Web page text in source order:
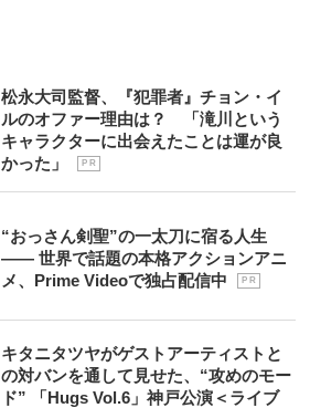
松永大司監督、『犯罪者』チョン・イ
ルのオファー理由は？ 「滝川という
キャラクターに出会えたことは運が良
かった」
P R
“おっさん剣聖”の一太刀に宿る人生
―― 世界で話題の本格アクションアニ
メ、Prime Videoで独占配信中
P R
キタニタツヤがゲストアーティストと
の対バンを通して見せた、“攻めのモー
ド” 「Hugs Vol.6」神戸公演＜ライブ